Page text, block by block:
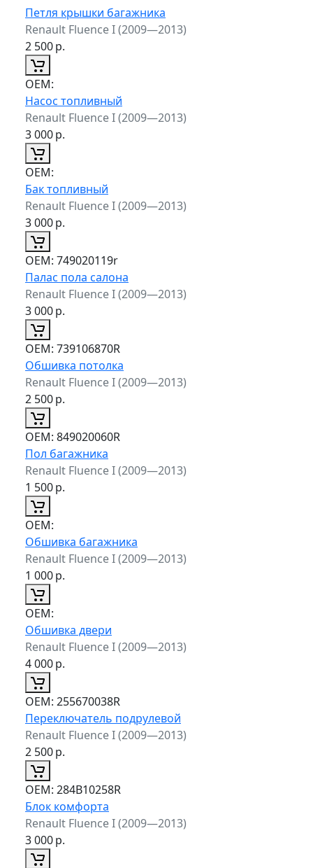
Петля крышки багажника
Renault Fluence I (2009—2013)
2 500р.
ОЕМ:
Насос топливный
Renault Fluence I (2009—2013)
3 000р.
ОЕМ:
Бак топливный
Renault Fluence I (2009—2013)
3 000р.
ОЕМ: 749020119r
Палас пола салона
Renault Fluence I (2009—2013)
3 000р.
ОЕМ: 739106870R
Обшивка потолка
Renault Fluence I (2009—2013)
2 500р.
ОЕМ: 849020060R
Пол багажника
Renault Fluence I (2009—2013)
1 500р.
ОЕМ:
Обшивка багажника
Renault Fluence I (2009—2013)
1 000р.
ОЕМ:
Обшивка двери
Renault Fluence I (2009—2013)
4 000р.
ОЕМ: 255670038R
Переключатель подрулевой
Renault Fluence I (2009—2013)
2 500р.
ОЕМ: 284B10258R
Блок комфорта
Renault Fluence I (2009—2013)
3 000р.